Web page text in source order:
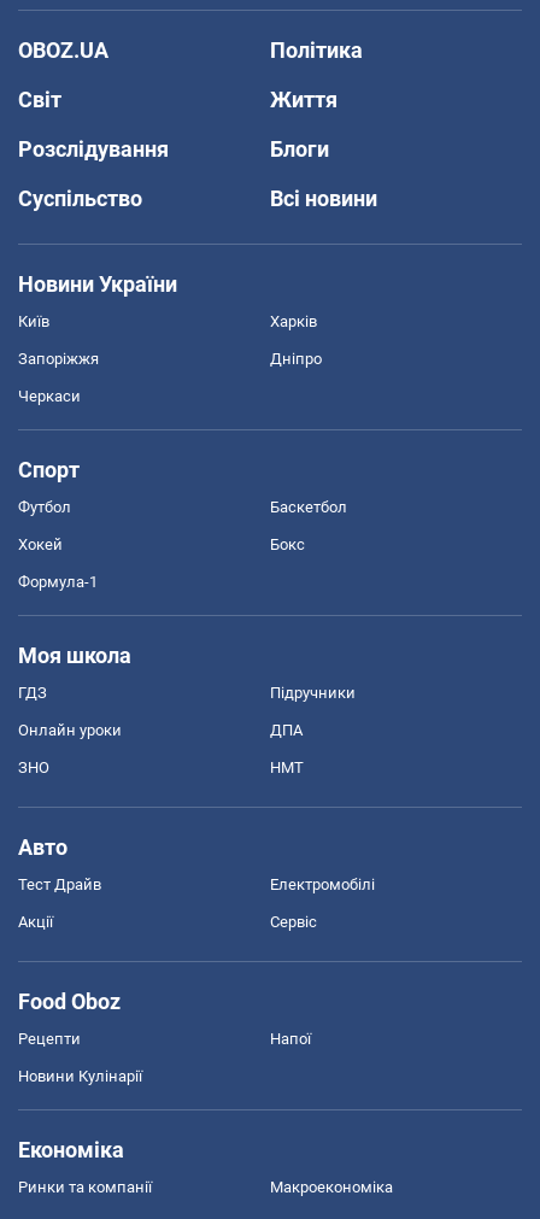
OBOZ.UA
Політика
Світ
Життя
Розслідування
Блоги
Суспільство
Всі новини
Новини України
Київ Харків
Запоріжжя Дніпро
Черкаси
Спорт
Футбол Баскетбол
Хокей Бокс
Формула-1
Моя школа
ГДЗ Підручники
Онлайн уроки ДПА
ЗНО НМТ
Авто
Тест Драйв Електромобілі
Акції Сервіс
Food Oboz
Рецепти Напої
Новини Кулінарії
Економіка
Ринки та компанії Макроекономіка